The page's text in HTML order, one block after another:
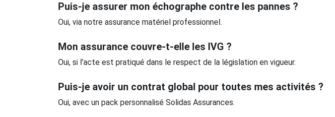
Puis-je assurer mon échographe contre les pannes ?
Oui, via notre assurance matériel professionnel.
Mon assurance couvre-t-elle les IVG ?
Oui, si l’acte est pratiqué dans le respect de la législation en vigueur.
Puis-je avoir un contrat global pour toutes mes activités ?
Oui, avec un pack personnalisé Solidas Assurances.